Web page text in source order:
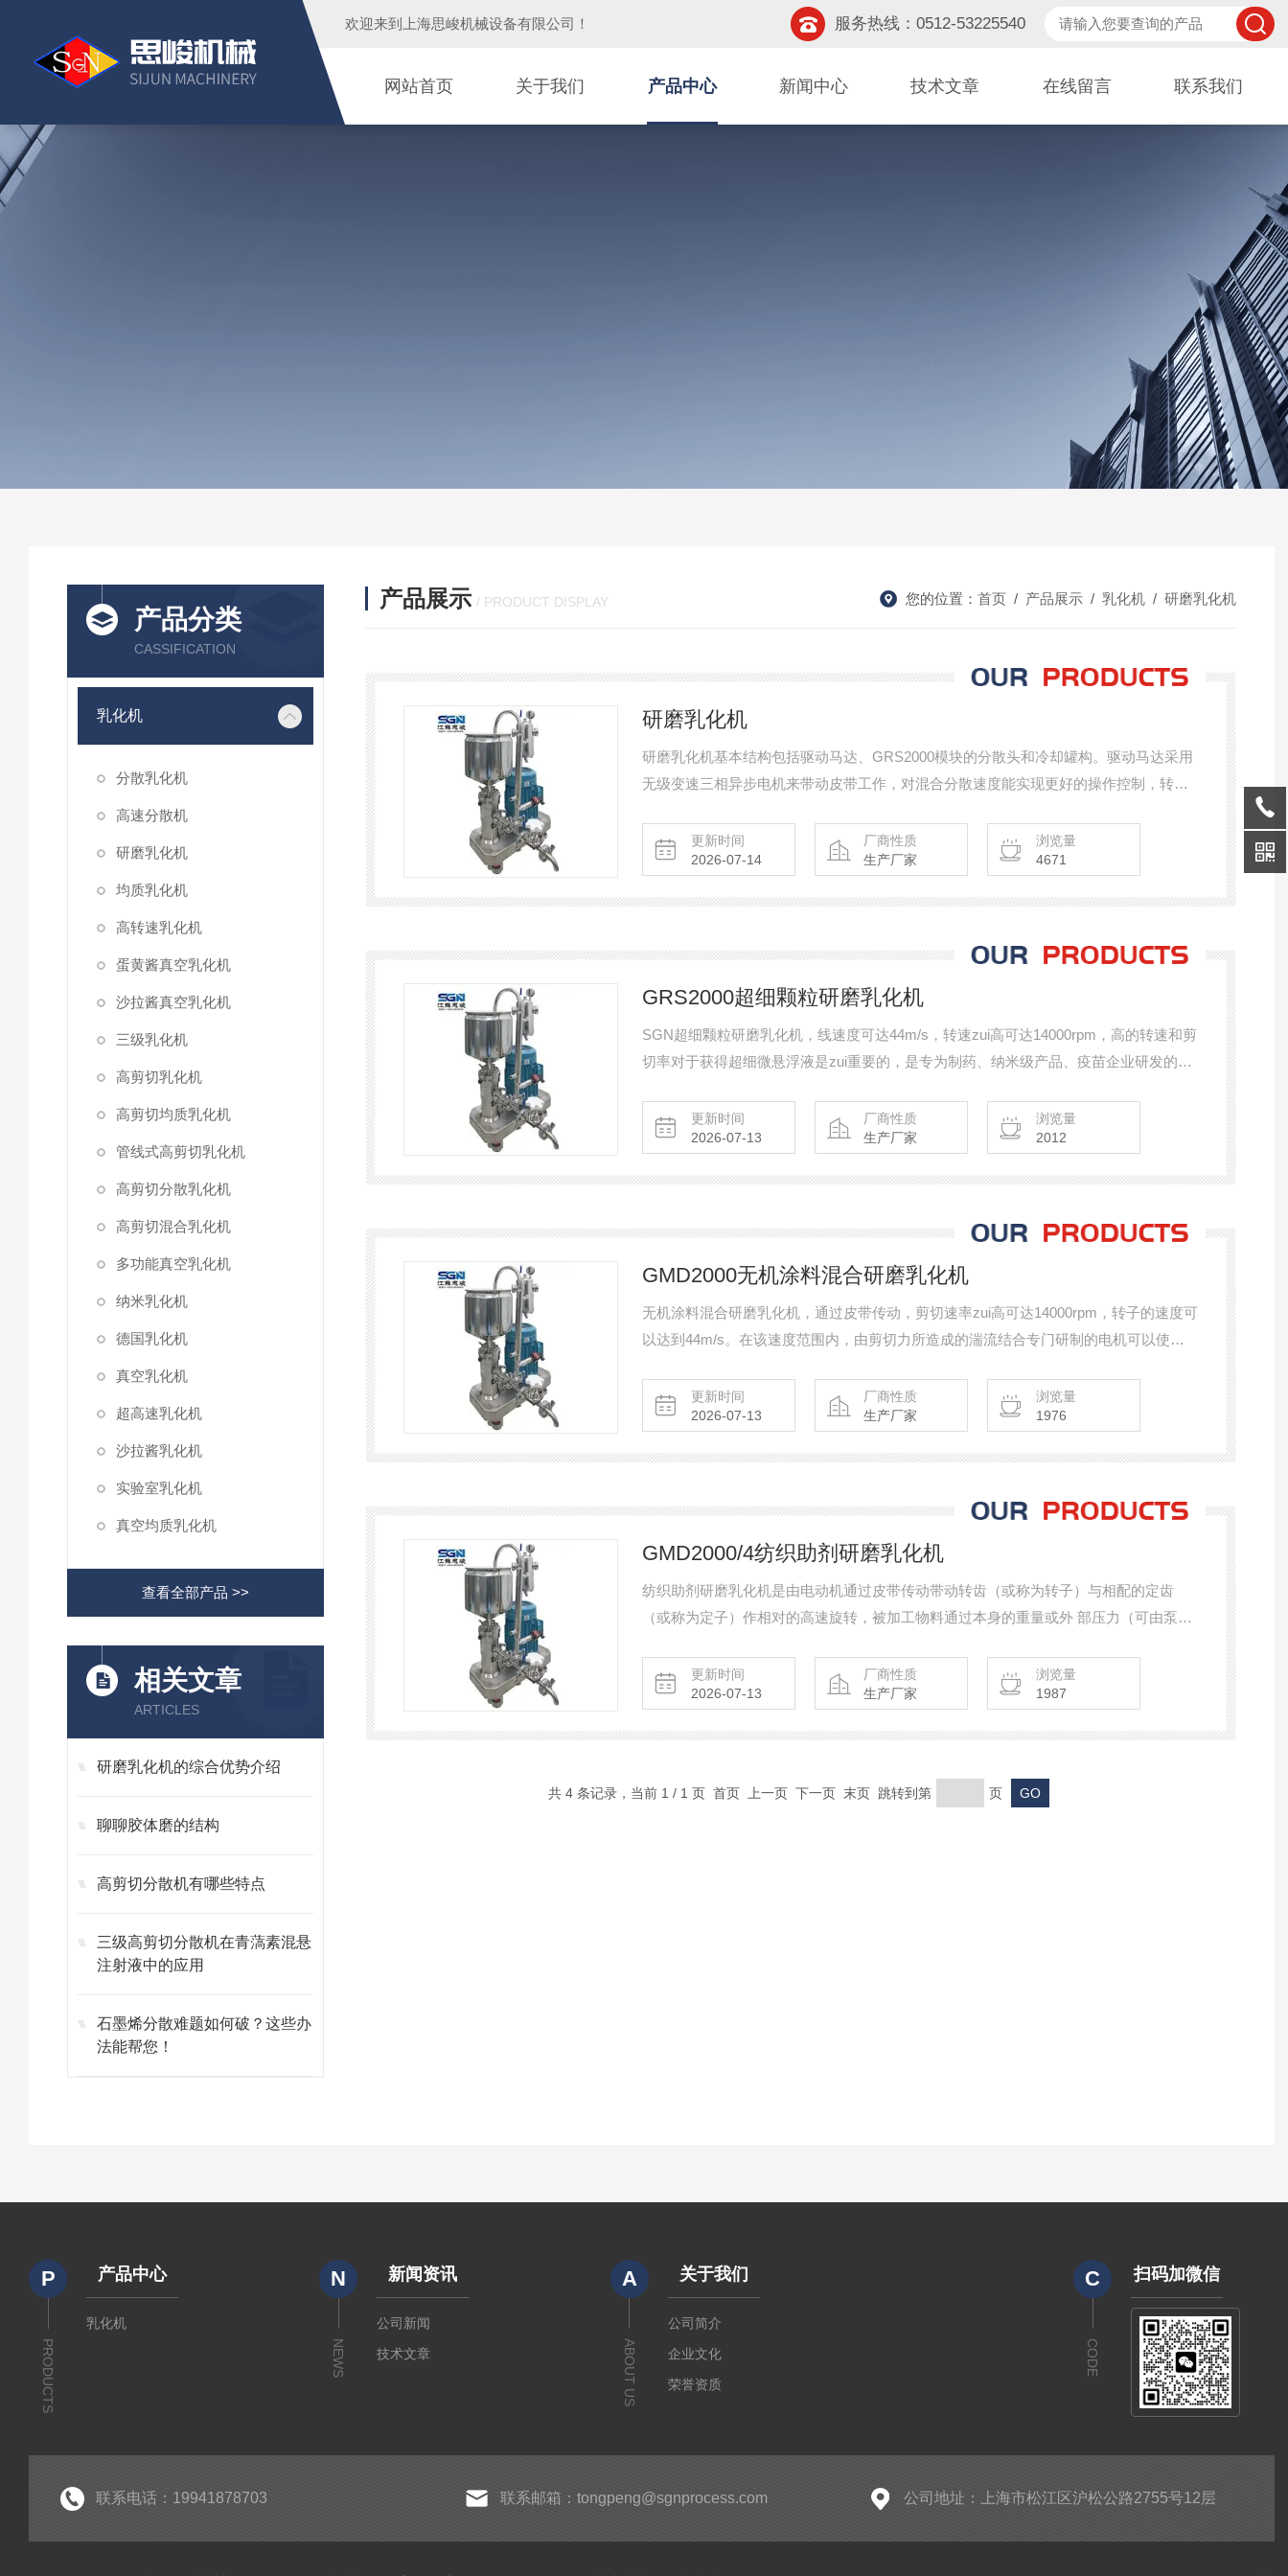
欢迎来到 上海思峻机械设备有限公司 ！ 服务热线：0512-53225540
网站首页 关于我们 产品中心 新闻中心 技术文章 在线留言 联系我们
产品分类
CASSIFICATION
乳化机
分散乳化机
高速分散机
研磨乳化机
均质乳化机
高转速乳化机
蛋黄酱真空乳化机
沙拉酱真空乳化机
三级乳化机
高剪切乳化机
高剪切均质乳化机
管线式高剪切乳化机
高剪切分散乳化机
高剪切混合乳化机
多功能真空乳化机
纳米乳化机
德国乳化机
真空乳化机
超高速乳化机
沙拉酱乳化机
实验室乳化机
真空均质乳化机
查看全部产品 >>
相关文章
ARTICLES
研磨乳化机的综合优势介绍
聊聊胶体磨的结构
高剪切分散机有哪些特点
三级高剪切分散机在青薃素混悬
注射液中的应用
石墨烯分散难题如何破？这些办
法能帮您！
产品展示 / PRODUCT DISPLAY 您的位置： 首页 / 产品展示 / 乳化机 / 研磨乳化机
研磨乳化机
研磨乳化机基本结构包括驱动马达、GRS2000模块的分散头和冷却罐构。驱动马达采用
无级变速三相异步电机来带动皮带工作，对混合分散速度能实现更好的操作控制，转子
更新时间
2026-07-14
厂商性质
生产厂家
浏览量
4671
GRS2000超细颗粒研磨乳化机
SGN超细颗粒研磨乳化机，线速度可达44m/s，转速zui高可达14000rpm，高的转速和剪
切率对于获得超细微悬浮液是zui重要的，是专为制药、纳米级产品、疫苗企业研发的。
更新时间
2026-07-13
厂商性质
生产厂家
浏览量
2012
GMD2000无机涂料混合研磨乳化机
无机涂料混合研磨乳化机，通过皮带传动，剪切速率zui高可达14000rpm，转子的速度可
以达到44m/s。在该速度范围内，由剪切力所造成的湍流结合专门研制的电机可以使粒
更新时间
2026-07-13
厂商性质
生产厂家
浏览量
1976
GMD2000/4纺织助剂研磨乳化机
纺织助剂研磨乳化机是由电动机通过皮带传动带动转齿（或称为转子）与相配的定齿
（或称为定子）作相对的高速旋转，被加工物料通过本身的重量或外 部压力（可由泵产
的剪切力、摩擦力、高频振动等物理作用，使物料被有 效地乳化、分散和粉碎，达到物
料超细粉碎及乳化的效果。
更新时间
2026-07-13
厂商性质
生产厂家
浏览量
1987
共 4 条记录，当前 1 / 1 页 首页 上一页 下一页 末页 跳转到第 页
P
PRODUCTS
产品中心
乳化机
N
NEWS
新闻资讯
公司新闻
技术文章
A
ABOUT US
关于我们
公司简介
企业文化
荣誉资质
C
CODE
扫码加微信
联系电话：19941878703 联系邮箱：tongpeng@sgnprocess.com 公司地址：上海市松江区沪松公路2755号12层